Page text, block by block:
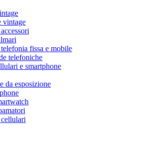
vintage
fissa e mobile
telefoniche
e smartphone
da esposizione